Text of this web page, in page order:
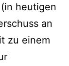
heutigen
an
zu einem